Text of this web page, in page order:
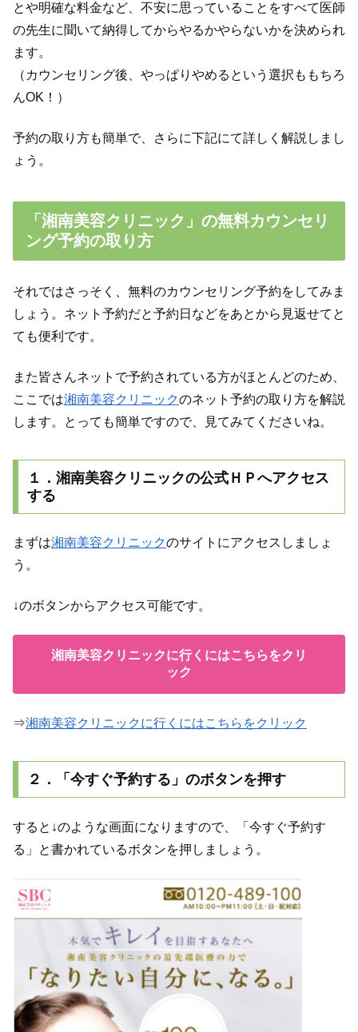
とや明確な料金など、不安に思っていることをすべて医師
の先生に聞いて納得してからやるかやらないかを決められ
ます。
（カウンセリング後、やっぱりやめるという選択ももちろ
んOK！）
予約の取り方も簡単で、さらに下記にて詳しく解説しまし
ょう。
「湘南美容クリニック」の無料カウンセリ
ング予約の取り方
それではさっそく、無料のカウンセリング予約をしてみま
しょう。ネット予約だと予約日などをあとから見返せてと
ても便利です。
また皆さんネットで予約されている方がほとんどのため、
ここでは湘南美容クリニックのネット予約の取り方を解説
します。とっても簡単ですので、見てみてくださいね。
１．湘南美容クリニックの公式ＨＰへアクセス
する
まずは湘南美容クリニックのサイトにアクセスしましょ
う。
↓のボタンからアクセス可能です。
湘南美容クリニックに行くにはこちらをクリ
ック
⇒湘南美容クリニックに行くにはこちらをクリック
２．「今すぐ予約する」のボタンを押す
すると↓のような画面になりますので、「今すぐ予約す
る」と書かれているボタンを押しましょう。